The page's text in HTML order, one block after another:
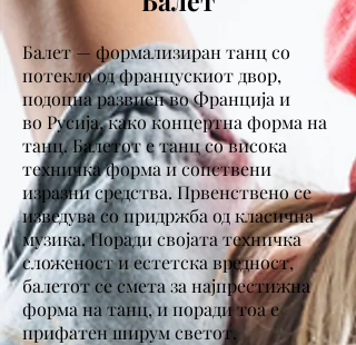
Балет — формализиран танц со
потекло од францускиот двор,
подоцна развиен воФранција и
во Русија, како концертна форма на
танц. Балетот етанцсо висока
техничка форма и сопствени
изразни средства. Првенствено се
изведува со придржба одкласична
музика. Поради својата техничка
сложеност и естетска вредност,
балетот се смета за најпрестижна
форма на танц, и поради тоа е
прифатен ширум светот.